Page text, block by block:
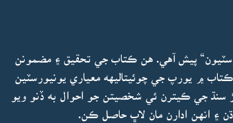
پيش آهي. هن ڪتاب جي تحقيق ۽ مضمونن
۾ يورپ جي چوئيتاليهه معياري يونيورسٽين
سنڌ جي ڪيترن ئي شخصيتن جو احوال به ڏنو ويو
۽ انهن ادارن مان لاڀ حاصل ڪن.